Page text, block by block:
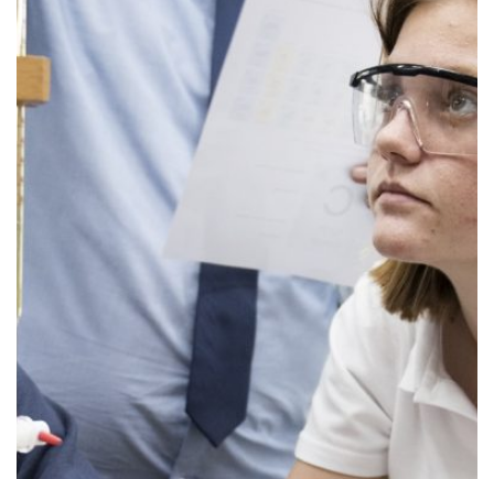
Ukrainian
Vietnamese